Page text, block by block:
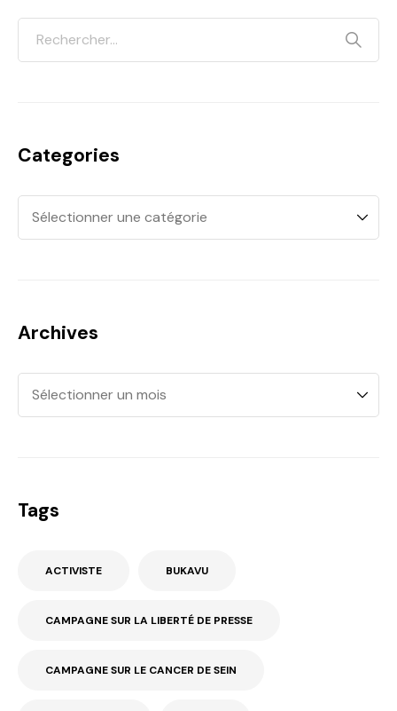
Categories
Archives
Tags
ACTIVISTE BUKAVU
CAMPAGNE SUR LA LIBERTÉ DE PRESSE
CAMPAGNE SUR LE CANCER DE SEIN